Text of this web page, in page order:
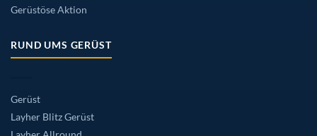
Gerüstöse Aktion
RUND UMS GERÜST
Gerüst
Layher Blitz Gerüst